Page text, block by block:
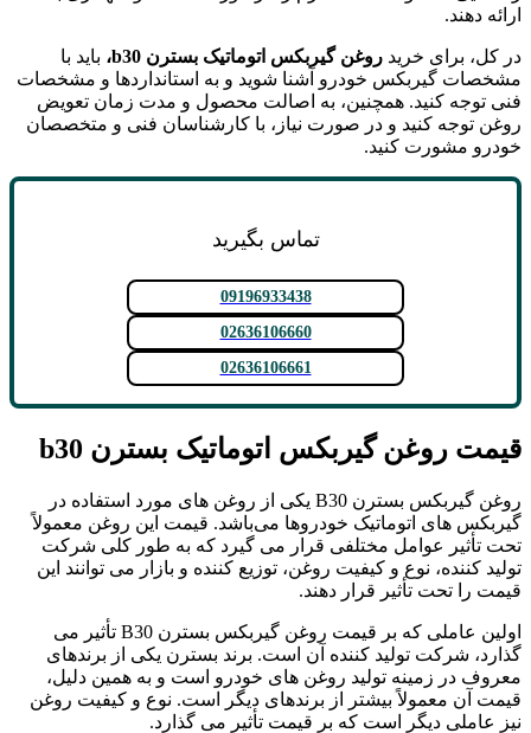
ارائه دهند.
در کل، برای خرید روغن گیربکس اتوماتیک بسترن b30، باید با
مشخصات گیربکس خودرو آشنا شوید و به استانداردها و مشخصات
فنی توجه کنید. همچنین، به اصالت محصول و مدت زمان تعویض
روغن توجه کنید و در صورت نیاز، با کارشناسان فنی و متخصصان
خودرو مشورت کنید.
تماس بگیرید
09196933438
02636106660
02636106661
قیمت روغن گیربکس اتوماتیک بسترن b30
روغن گیربکس بسترن B30 یکی از روغن ‌های مورد استفاده در
گیربکس‌ های اتوماتیک خودروها می‌باشد. قیمت این روغن معمولاً
تحت تأثیر عوامل مختلفی قرار می‌ گیرد که به طور کلی شرکت
تولید کننده، نوع و کیفیت روغن، توزیع کننده و بازار می ‌توانند این
قیمت را تحت تأثیر قرار دهند.
اولین عاملی که بر قیمت روغن گیربکس بسترن B30 تأثیر می
‌گذارد، شرکت تولید کننده آن است. برند بسترن یکی از برندهای
معروف در زمینه تولید روغن ‌های خودرو است و به همین دلیل،
قیمت آن معمولاً بیشتر از برندهای دیگر است. نوع و کیفیت روغن
نیز عاملی دیگر است که بر قیمت تأثیر می‌ گذارد.